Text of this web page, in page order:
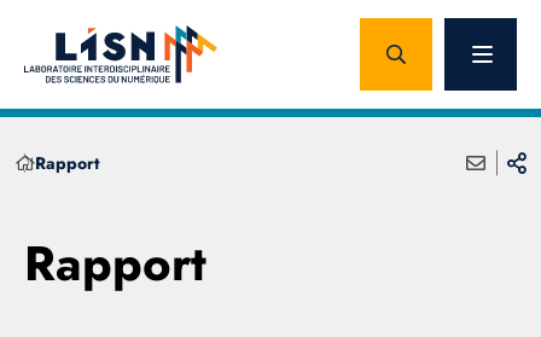
Rapport
Rapport